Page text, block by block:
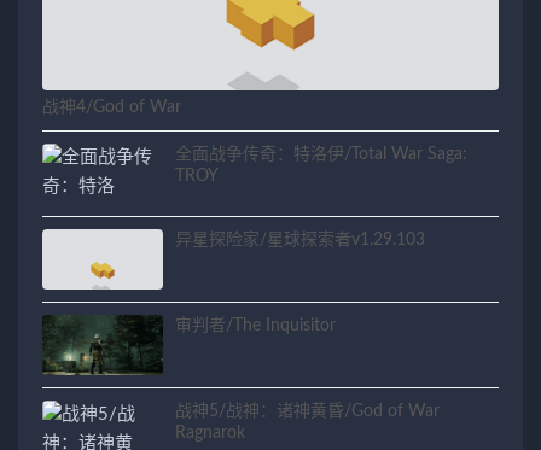
战神4/God of War
全面战争传奇：特洛伊/Total War Saga:
TROY
异星探险家/星球探索者v1.29.103
审判者/The Inquisitor
战神5/战神：诸神黄昏/God of War
Ragnarok